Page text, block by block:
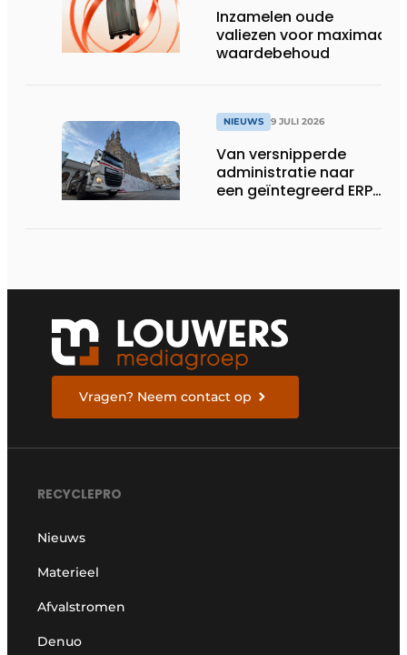
Inzamelen oude
valiezen voor maximaal
waardebehoud
NIEUWS 9 JULI 2026
Van versnipperde
administratie naar
een geïntegreerd ERP-
Vragen? Neem contact op
RECYCLEPRO
Nieuws
Materieel
Afvalstromen
Denuo